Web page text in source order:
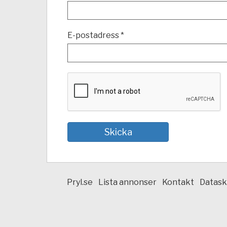
E-postadress *
Pryl.se Lista annonser Kontakt